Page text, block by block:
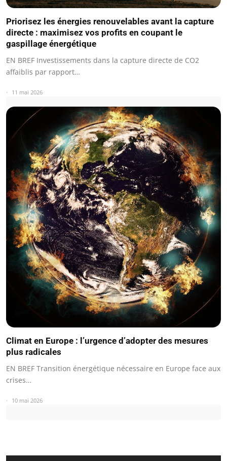
Priorisez les énergies renouvelables avant la capture
directe : maximisez vos profits en coupant le
gaspillage énergétique
EN BREF Investissements dans la capture directe de CO2
affaiblis par rapport…
11 mai 2026
Climat en Europe : l’urgence d’adopter des mesures
plus radicales
EN BREF Transition énergétique nécessaire en Europe face aux
crises…
10 mai 2026